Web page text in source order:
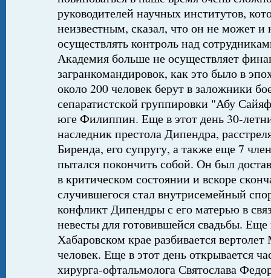
руководителей научных институтов,
неизвестным, сказал, что он не может и
осуществлять контроль над
Академия больше не осуществляет
загранкомандировок, как это было в
около 200 человек берут в заложники
сепаратистской группировки "Абу
юге Филиппин. Еще в этот день 30-
наследник престола Дипендра,
Биренда, его супругу, а также еще 7
пытался покончить собой. Он был
в критическом состоянии и вскоре
случившегося стал внутрисемейный
конфликт Дипендры с его матерью в
невесты для готовившейся свадьбы. Еще
Хабаровском крае разбивается
человек. Еще в этот день открывается
хирурга-офтальмолога Святослава